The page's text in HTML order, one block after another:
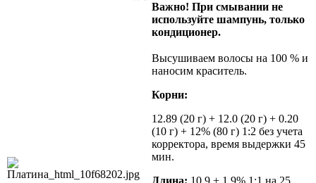
Важно! При смывании не
используйте шампунь, только
кондиционер.
Высушиваем волосы на 100 % и
наносим краситель.
Корни:
12.89 (20 г) + 12.0 (20 г) + 0.20
(10 г) + 12% (80 г) 1:2 без учета
корректора, время выдержки 45
мин.
Длина: 10.9 + 1,9% 1:1 на 25